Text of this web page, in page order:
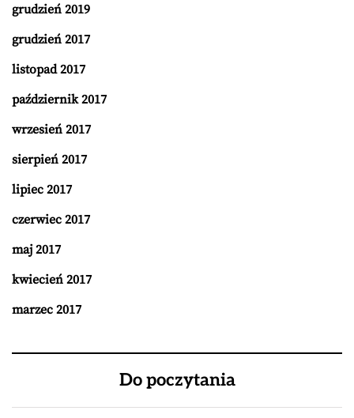
grudzień 2019
grudzień 2017
listopad 2017
październik 2017
wrzesień 2017
sierpień 2017
lipiec 2017
czerwiec 2017
maj 2017
kwiecień 2017
marzec 2017
Do poczytania